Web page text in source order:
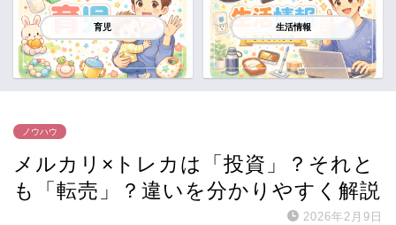
育児 生活情報
ノウハウ
メルカリ×トレカは「投資」？それと
も「転売」？違いを分かりやすく解説
2026年2月9日